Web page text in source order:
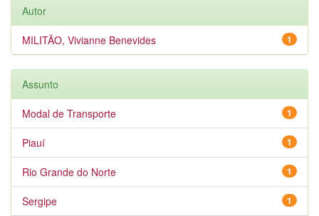
Autor
1
MILITÃO, Vivianne Benevides
Assunto
1
Modal de Transporte
1
Piauí
1
Rio Grande do Norte
1
Sergipe